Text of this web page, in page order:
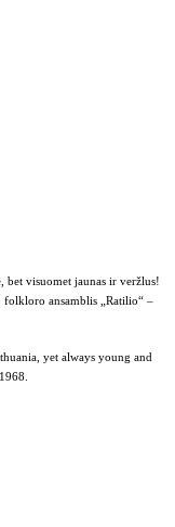
bet visuomet jaunas ir veržlus!
folkloro ansamblis „Ratilio“ –
yet always young and